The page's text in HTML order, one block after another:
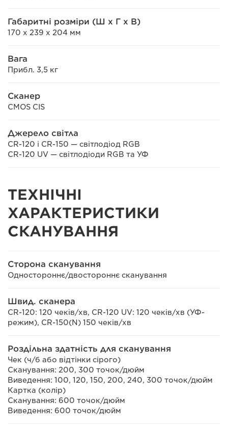
Габаритні розміри (Ш x Г x В)
170 x 239 x 204 мм
Вага
Прибл. 3,5 кг
Сканер
CMOS CIS
Джерело світла
CR-120 і CR-150 — світлодіод RGB
CR-120 UV — світлодіоди RGB та УФ
ТЕХНІЧНІ
ХАРАКТЕРИСТИКИ
СКАНУВАННЯ
Сторона сканування
Одностороннє/двостороннє сканування
Швид. сканера
CR-120: 120 чеків/хв, CR-120 UV: 120 чеків/хв (УФ-
режим), CR-150(N) 150 чеків/хв
Роздільна здатність для сканування
Чек (ч/б або відтінки сірого)
Сканування: 200, 300 точок/дюйм
Виведення: 100, 120, 150, 200, 240, 300 точок/дюйм
Картка (колір)
Сканування: 600 точок/дюйм
Виведення: 600 точок/дюйм